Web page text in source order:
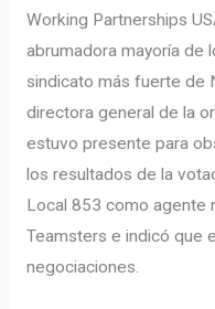
Working Partnerships
abrumadora mayoría de
sindicato más fuerte de
directora general de la
estuvo presente para
los resultados de la
Local 853 como agente
Teamsters e indicó que
negociaciones.